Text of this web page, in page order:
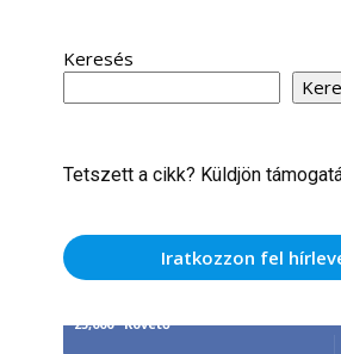
Keresés
Tetszett a cikk? Küldjön
Iratkozzon fel
25,000 Követő